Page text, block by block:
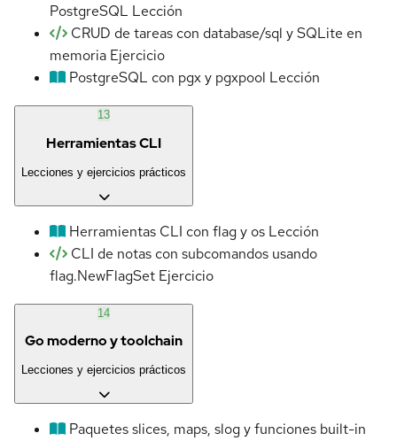
PostgreSQL Lección
CRUD de tareas con database/sql y SQLite en
memoria Ejercicio
PostgreSQL con pgx y pgxpool Lección
13
Herramientas CLI
Lecciones y ejercicios prácticos
Herramientas CLI con flag y os Lección
CLI de notas con subcomandos usando
flag.NewFlagSet Ejercicio
14
Go moderno y toolchain
Lecciones y ejercicios prácticos
Paquetes slices, maps, slog y funciones built-in